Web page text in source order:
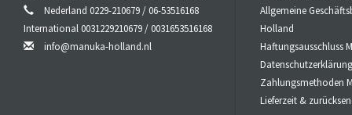
Nederland 0229-210679 / 06-53516168
International 0031229210679 / 0031653516168
info@manuka-holland.nl
Allgemeine
Holland
Haftungsausschluss
Zahlungsmethoden
Lieferzeit &